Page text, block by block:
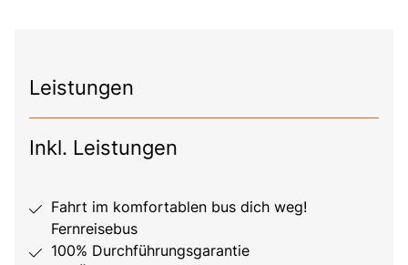
Leistungen
Inkl. Leistungen
Fahrt im komfortablen bus dich weg!
Fernreisebus
100% Durchführungsgarantie